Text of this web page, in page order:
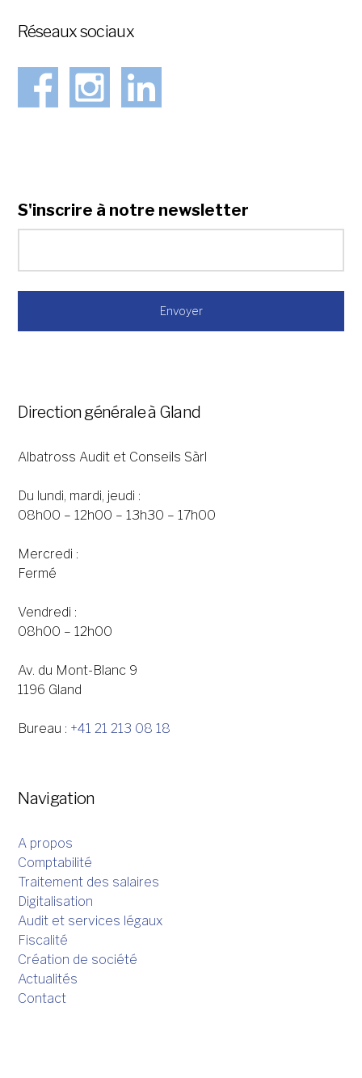
Réseaux sociaux
S'inscrire à notre newsletter
Direction générale à Gland
Albatross Audit et Conseils Sàrl
Du lundi, mardi, jeudi :
08h00 – 12h00 – 13h30 – 17h00
Mercredi :
Fermé
Vendredi :
08h00 – 12h00
Av. du Mont-Blanc 9
1196 Gland
Bureau : +41 21 213 08 18
Navigation
A propos
Comptabilité
Traitement des salaires
Digitalisation
Audit et services légaux
Fiscalité
Création de société
Actualités
Contact